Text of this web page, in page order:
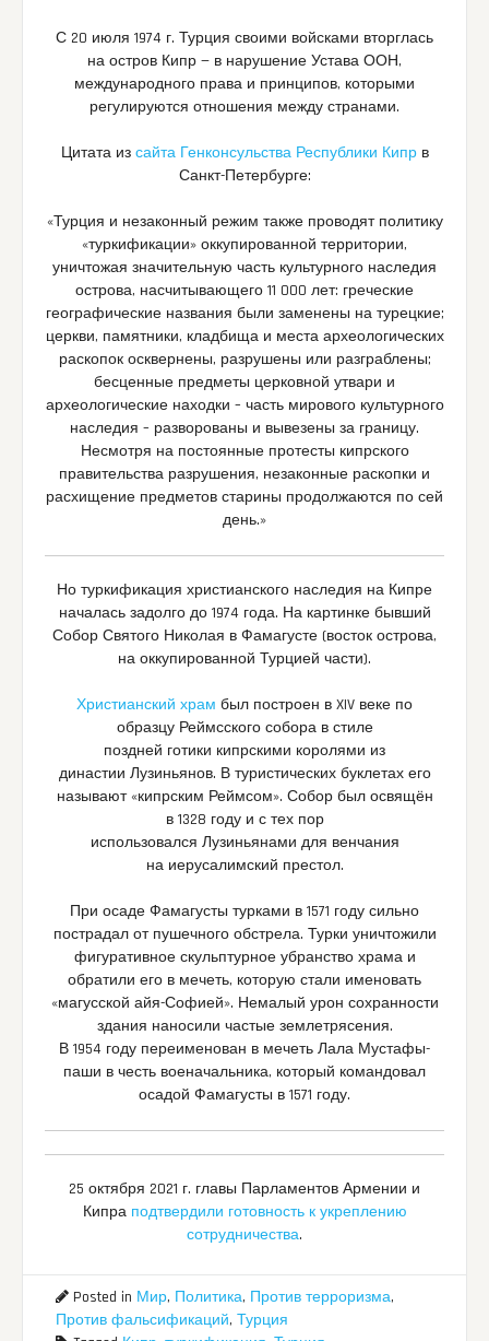
С 20 июля 1974 г. Турция своими войсками вторглась
на остров Кипр — в нарушение Устава ООН,
международного права и принципов, которыми
регулируются отношения между странами.
Цитата из сайта Генконсульства Республики Кипрв
Санкт-Петербурге:
«Турция и незаконный режим также проводят политику
«туркификации» оккупированной территории,
уничтожая значительную часть культурного наследия
острова, насчитывающего 11 000 лет: греческие
географические названия были заменены на турецкие;
церкви, памятники, кладбища и места археологических
раскопок осквернены, разрушены или разграблены;
бесценные предметы церковной утвари и
археологические находки – часть мирового культурного
наследия – разворованы и вывезены за границу.
Несмотря на постоянные протесты кипрского
правительства разрушения, незаконные раскопки и
расхищение предметов старины продолжаются по сей
день.»
Но туркификация христианского наследия на Кипре
началась задолго до 1974 года. На картинке бывший
Собор Святого Николая в Фамагусте (восток острова,
на оккупированной Турцией части).
Христианский храм был построен в XIV веке по
образцу Реймсского собора в стиле
поздней готики кипрскими королями из
династии Лузиньянов. В туристических буклетах его
называют «кипрским Реймсом». Собор был освящён
в 1328 году и с тех пор
использовался Лузиньянами для венчания
на иерусалимский престол.
При осаде Фамагусты турками в 1571 году сильно
пострадал от пушечного обстрела. Турки уничтожили
фигуративное скульптурное убранство храма и
обратили его в мечеть, которую стали именовать
«магусской айя-Софией». Немалый урон сохранности
здания наносили частые землетрясения.
В 1954 году переименован в мечеть Лала Мустафы-
паши в честь военачальника, который командовал
осадой Фамагусты в 1571 году.
25 октября 2021 г. главы Парламентов Армении и
Кипра подтвердили готовность к укреплению
сотрудничества.
Posted in Мир, Политика, Против терроризма,
Против фальсификаций, Турция